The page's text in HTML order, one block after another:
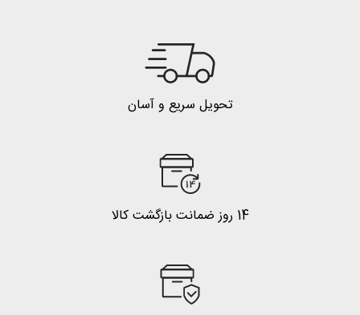
تحویل سریع و آسان
14 روز ضمانت بازگشت کالا